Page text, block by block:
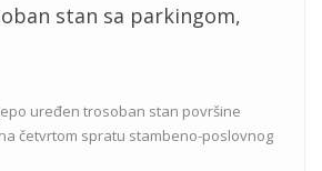
stan sa parkingom,
uređen trosoban stan površine
četvrtom spratu stambeno-poslovnog